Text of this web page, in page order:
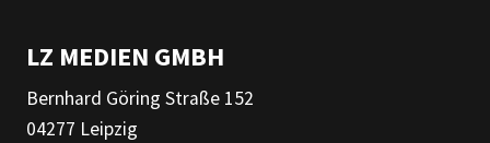
LZ MEDIEN GMBH
Bernhard Göring Straße 152
04277 Leipzig